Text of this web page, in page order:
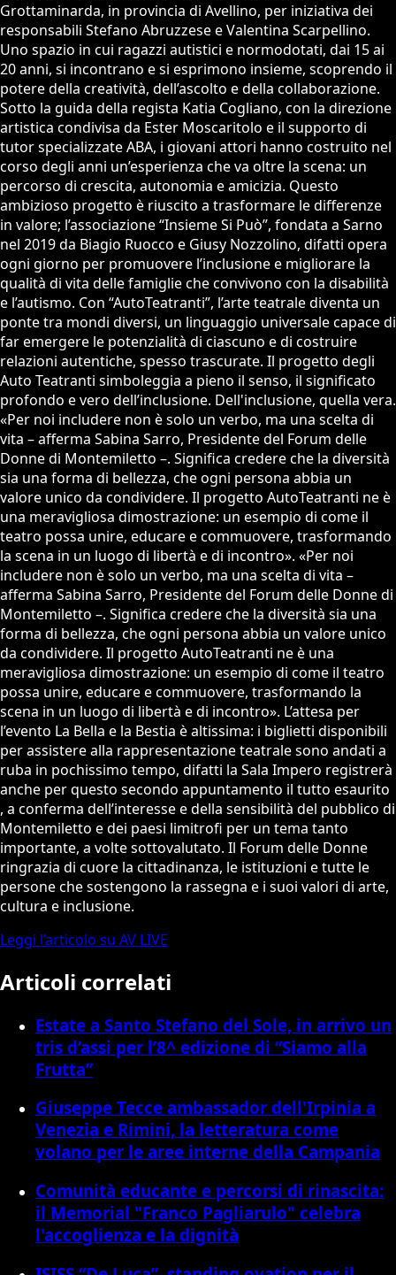
Grottaminarda, in provincia di Avellino, per iniziativa dei
responsabili Stefano Abruzzese e Valentina Scarpellino.
Uno spazio in cui ragazzi autistici e normodotati, dai 15 ai
20 anni, si incontrano e si esprimono insieme, scoprendo il
potere della creatività, dell’ascolto e della collaborazione.
Sotto la guida della regista Katia Cogliano, con la direzione
artistica condivisa da Ester Moscaritolo e il supporto di
tutor specializzate ABA, i giovani attori hanno costruito nel
corso degli anni un’esperienza che va oltre la scena: un
percorso di crescita, autonomia e amicizia. Questo
ambizioso progetto è riuscito a trasformare le differenze
in valore; l’associazione “Insieme Si Può”, fondata a Sarno
nel 2019 da Biagio Ruocco e Giusy Nozzolino, difatti opera
ogni giorno per promuovere l’inclusione e migliorare la
qualità di vita delle famiglie che convivono con la disabilità
e l’autismo. Con “AutoTeatranti”, l’arte teatrale diventa un
ponte tra mondi diversi, un linguaggio universale capace di
far emergere le potenzialità di ciascuno e di costruire
relazioni autentiche, spesso trascurate. Il progetto degli
Auto Teatranti simboleggia a pieno il senso, il significato
profondo e vero dell’inclusione. Dell'inclusione, quella vera.
«Per noi includere non è solo un verbo, ma una scelta di
vita – afferma Sabina Sarro, Presidente del Forum delle
Donne di Montemiletto –. Significa credere che la diversità
sia una forma di bellezza, che ogni persona abbia un
valore unico da condividere. Il progetto AutoTeatranti ne è
una meravigliosa dimostrazione: un esempio di come il
teatro possa unire, educare e commuovere, trasformando
la scena in un luogo di libertà e di incontro». «Per noi
includere non è solo un verbo, ma una scelta di vita –
afferma Sabina Sarro, Presidente del Forum delle Donne di
Montemiletto –. Significa credere che la diversità sia una
forma di bellezza, che ogni persona abbia un valore unico
da condividere. Il progetto AutoTeatranti ne è una
meravigliosa dimostrazione: un esempio di come il teatro
possa unire, educare e commuovere, trasformando la
scena in un luogo di libertà e di incontro». L’attesa per
l’evento La Bella e la Bestia è altissima: i biglietti disponibili
per assistere alla rappresentazione teatrale sono andati a
ruba in pochissimo tempo, difatti la Sala Impero registrerà
anche per questo secondo appuntamento il tutto esaurito
, a conferma dell’interesse e della sensibilità del pubblico di
Montemiletto e dei paesi limitrofi per un tema tanto
importante, a volte sottovalutato. Il Forum delle Donne
ringrazia di cuore la cittadinanza, le istituzioni e tutte le
persone che sostengono la rassegna e i suoi valori di arte,
cultura e inclusione.
Leggi l’articolo su AV LIVE
Articoli correlati
Estate a Santo Stefano del Sole, in arrivo un
tris d’assi per l’8^ edizione di “Siamo alla
Frutta”
Giuseppe Tecce ambassador dell'Irpinia a
Venezia e Rimini, la letteratura come
volano per le aree interne della Campania
Comunità educante e percorsi di rinascita:
il Memorial "Franco Pagliarulo" celebra
l'accoglienza e la dignità